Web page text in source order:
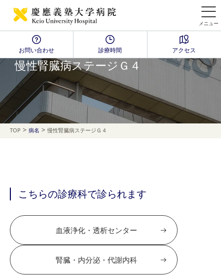
メニュー
お問い合わせ 診療時間 アクセス
Disease Name Search
慢性腎臓病ステージＧ４
TOP > 病名 > 慢性腎臓病ステージＧ４
こちらの診療科で診られます
血液浄化・透析センター
腎臓・内分泌・代謝内科